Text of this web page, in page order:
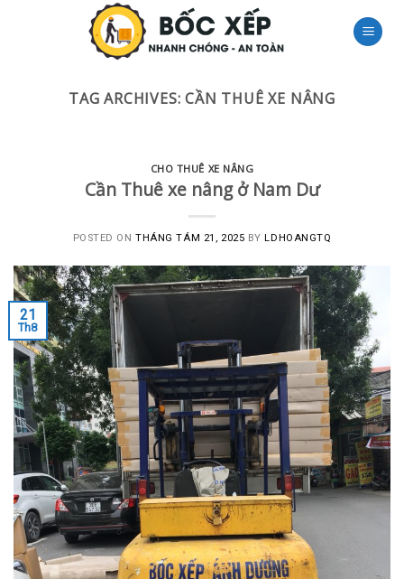
TAG ARCHIVES:CẦN THUÊ XE NÂNG
CHO THUÊ XE NÂNG
Cần Thuê xe nâng ở Nam Dư
POSTED ONTHÁNG TÁM 21, 2025 BYLDHOANGTQ
21
Th8